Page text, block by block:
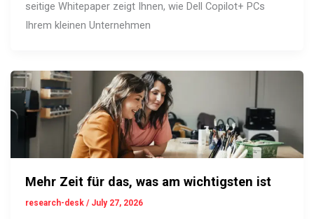
seitige Whitepaper zeigt Ihnen, wie Dell Copilot+ PCs
Ihrem kleinen Unternehmen
Mehr Zeit für das, was am wichtigsten ist
research-desk/ July 27, 2026